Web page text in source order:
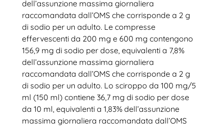
dell’assunzione massima giornaliera
raccomandata dall’OMS che corrisponde a 2 g
di sodio per un adulto. Le compresse
effervescenti da 200 mg e 600 mg contengono
156,9 mg di sodio per dose, equivalenti a 7,8%
dell’assunzione massima giornaliera
raccomandata dall’OMS che corrisponde a 2 g
di sodio per un adulto. Lo sciroppo da 100 mg/5
ml (150 ml) contiene 36,7 mg di sodio per dose
da 10 ml, equivalenti a 1,83% dell’assunzione
massima giornaliera raccomandata dall’OMS